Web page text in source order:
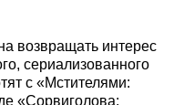
возвращать интерес
сериализованного
с «Мстителями:
«Сорвиголова: